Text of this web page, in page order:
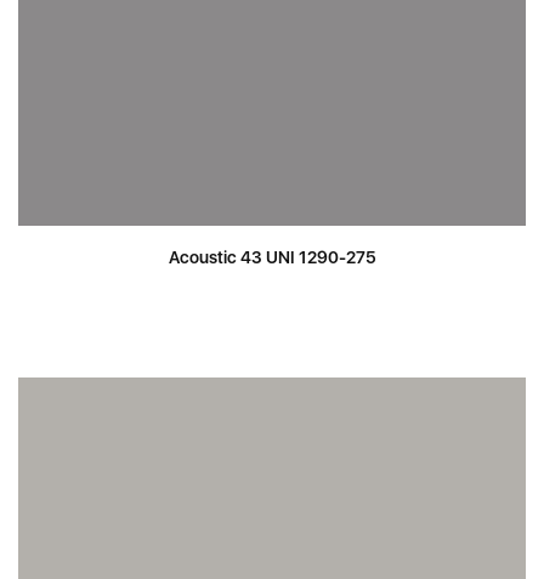
Acoustic 43 UNI 1290-275